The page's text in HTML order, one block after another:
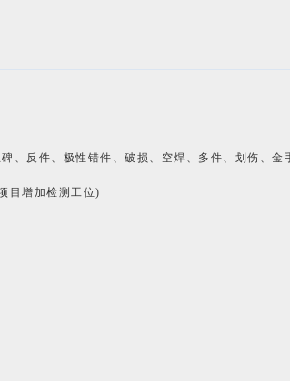
、反件、极性 错件、破损、空焊、多件、划伤、金
目增加检测工位)